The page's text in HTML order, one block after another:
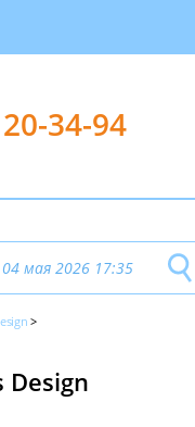
20-34-94
04 мая 2026 17:35
Design